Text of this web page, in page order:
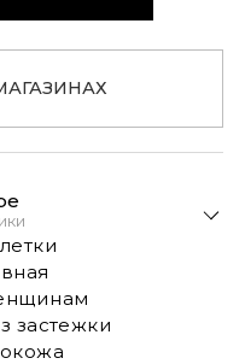
застежки